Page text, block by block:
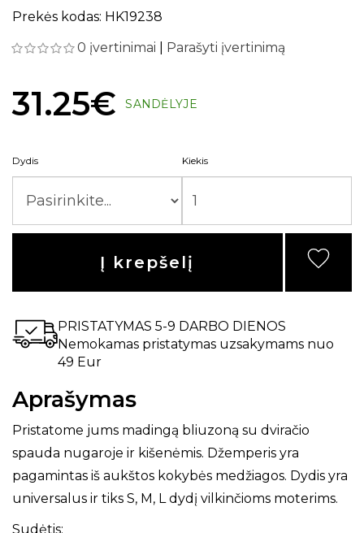
Prekės kodas: HK19238
0 įvertinimai
Parašyti įvertinimą
31.25€ SANDĖLYJE
Dydis Kiekis
Į krepšelį
PRISTATYMAS 5-9 DARBO DIENOS
Nemokamas pristatymas uzsakymams nuo
49 Eur
Aprašymas
Pristatome jums madingą bliuzoną su dviračio
spauda nugaroje ir kišenėmis. Džemperis yra
pagamintas iš aukštos kokybės medžiagos. Dydis yra
universalus ir tiks S, M, L dydį vilkinčioms moterims.
Sudėtis: